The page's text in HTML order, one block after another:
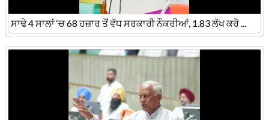
ਸਾਢੇ 4 ਸਾਲਾਂ ‘ਚ 68 ਹਜ਼ਾਰ ਤੋਂ ਵੱਧ ਸਰਕਾਰੀ ਨੌਕਰੀਆਂ, 1.83 ਲੱਖ ਕਰੋ ...